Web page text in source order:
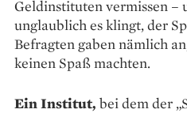
Geldinstituten ver­missen –
unglaublich es klingt, der
Befragten gaben nämlich
keinen Spaß machten.
Ein Institut, bei dem der